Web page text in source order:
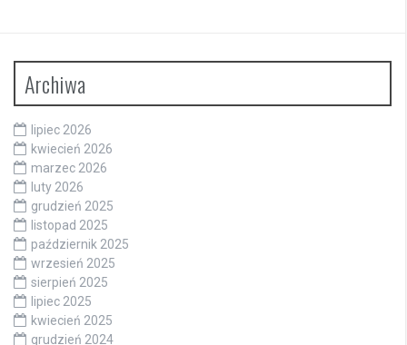
Archiwa
lipiec 2026
kwiecień 2026
marzec 2026
luty 2026
grudzień 2025
listopad 2025
październik 2025
wrzesień 2025
sierpień 2025
lipiec 2025
kwiecień 2025
grudzień 2024